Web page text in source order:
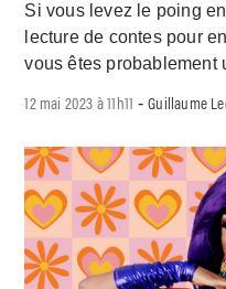
Si vous levez le poing
lecture de contes pour
vous êtes probablement
12 mai 2023 à 11h11 -Guillaume